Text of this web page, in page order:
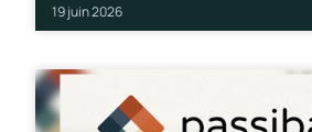
19 juin 2026